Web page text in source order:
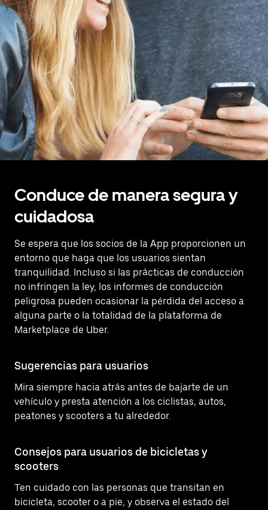
Conduce de manera segura y
cuidadosa
Se espera que los socios de la App proporcionen un
entorno que haga que los usuarios sientan
tranquilidad. Incluso si las prácticas de conducción
no infringen la ley, los informes de conducción
peligrosa pueden ocasionar la pérdida del acceso a
alguna parte o la totalidad de la plataforma de
Marketplace de Uber.
Sugerencias para usuarios
Mira siempre hacia atrás antes de bajarte de un
vehículo y presta atención a los ciclistas, autos,
peatones y scooters a tu alrededor.
Consejos para usuarios de bicicletas y
scooters
Ten cuidado con las personas que transitan en
bicicleta, scooter o a pie, y observa el estado del